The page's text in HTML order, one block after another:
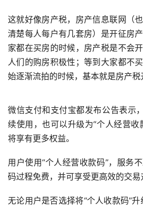
这就好像房产税，房产信息联网（
清楚每人每户有几套房）是开征房
家都在买房的时候，房产税是不会
人们的购房积极性；等到大家都不
始逐渐流拍的时候，基本就是房产税
微信支付和支付宝都发布公告表示
续使用，也可以升级为“个人经营收
将享有更多权益。
用户使用“个人经营收款码”，服务
码过程免费，并可享受更高效的交易
无论用户是否选择将“个人收款码”